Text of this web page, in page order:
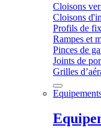
Cloisons
Cloisons
Profils de
Rampes et
Pinces de
Joints de
Grilles